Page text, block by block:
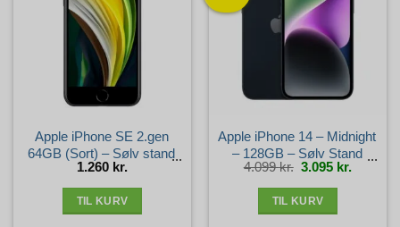
Apple iPhone SE 2.gen
64GB (Sort) – Sølv stand
1.260 kr.
TIL KURV
Apple iPhone 14 – Midnight
– 128GB – Sølv Stand
4.099kr. Den
oprindelige
pris
3.095 kr. Den
aktuelle
pris
TIL KURV